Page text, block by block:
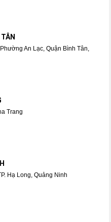
An Lạc, Quận Bình Tân,
Trang
Hạ Long, Quảng Ninh